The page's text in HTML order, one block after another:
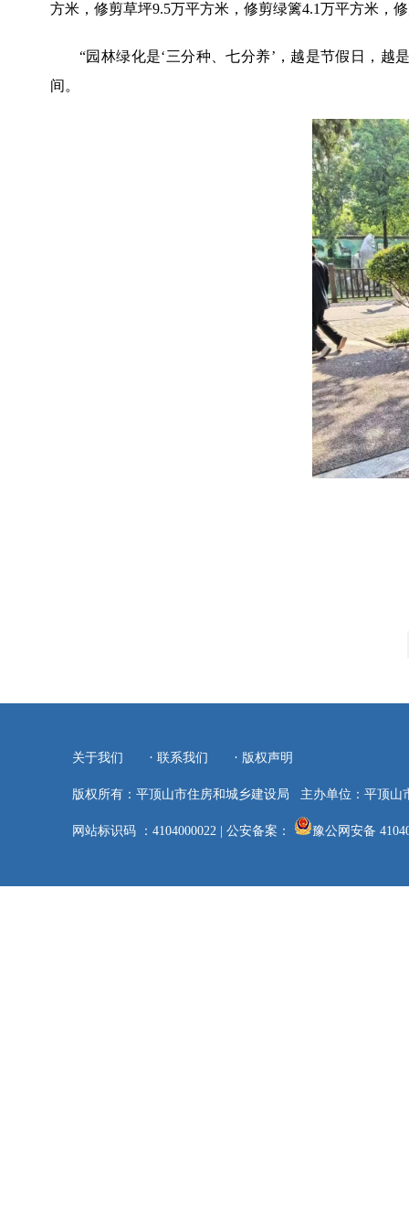
方米，修剪草坪9.5万平方米，修剪绿篱4.1万平方米，
“园林绿化是‘三分种、七分养’，越是节假日，
间。
关于我们 · 联系我们 · 版权声明
版权所有：平顶山市住房和城乡建设局 主办单位：平顶山
网站标识码 ：4104000022| 公安备案： 豫公网安备